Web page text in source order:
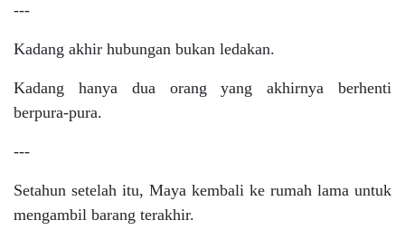
---
Kadang akhir hubungan bukan ledakan.
Kadang hanya dua orang yang akhirnya berhenti
berpura-pura.
---
Setahun setelah itu, Maya kembali ke rumah lama untuk
mengambil barang terakhir.